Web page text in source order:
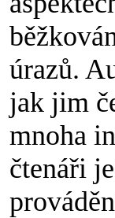
úrazů.
jak jim
mnoha
čtenáři